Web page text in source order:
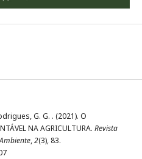
G. G. . (2021). O
NA AGRICULTURA. Revista
,2(3), 83.